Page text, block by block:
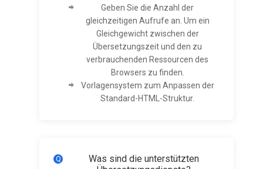
Geben Sie die Anzahl der
gleichzeitigen Aufrufe an. Um ein
Gleichgewicht zwischen der
Übersetzungszeit und den zu
verbrauchenden Ressourcen des
Browsers zu finden.
Vorlagensystem zum Anpassen der
Standard-HTML-Struktur.
Was sind die unterstützten